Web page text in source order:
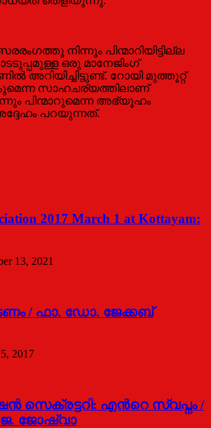
നിന്നും പിന്മാറിയിട്ടില്ല
ഒരു മാനേജിംഗ്
അറിയിച്ചിട്ടുണ്ട്. റോയി മുത്തൂറ്റ്
സാഹചര്യത്തിലാണ്
പിന്മാറുമെന്ന അഭ്യൂഹം
പറയുന്നത്.
2017 March 1 at Kottayam:
13, 2021
/ ഫാ. ഡോ. ജേക്കബ്
2017
എന്‍റെ സ്വപ്നം /
ജോഷ്വാ